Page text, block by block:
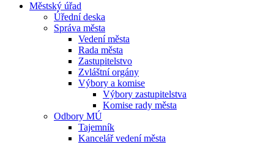
Městský úřad
Úřední deska
Správa města
Vedení města
Rada města
Zastupitelstvo
Zvláštní orgány
Výbory a komise
Výbory zastupitelstva
Komise rady města
Odbory MÚ
Tajemník
Kancelář vedení města